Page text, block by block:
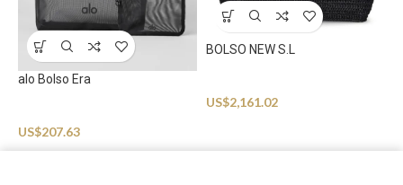
alo Bolso Era
US$207.63
BOLSO NEW S.L
US$2,161.02